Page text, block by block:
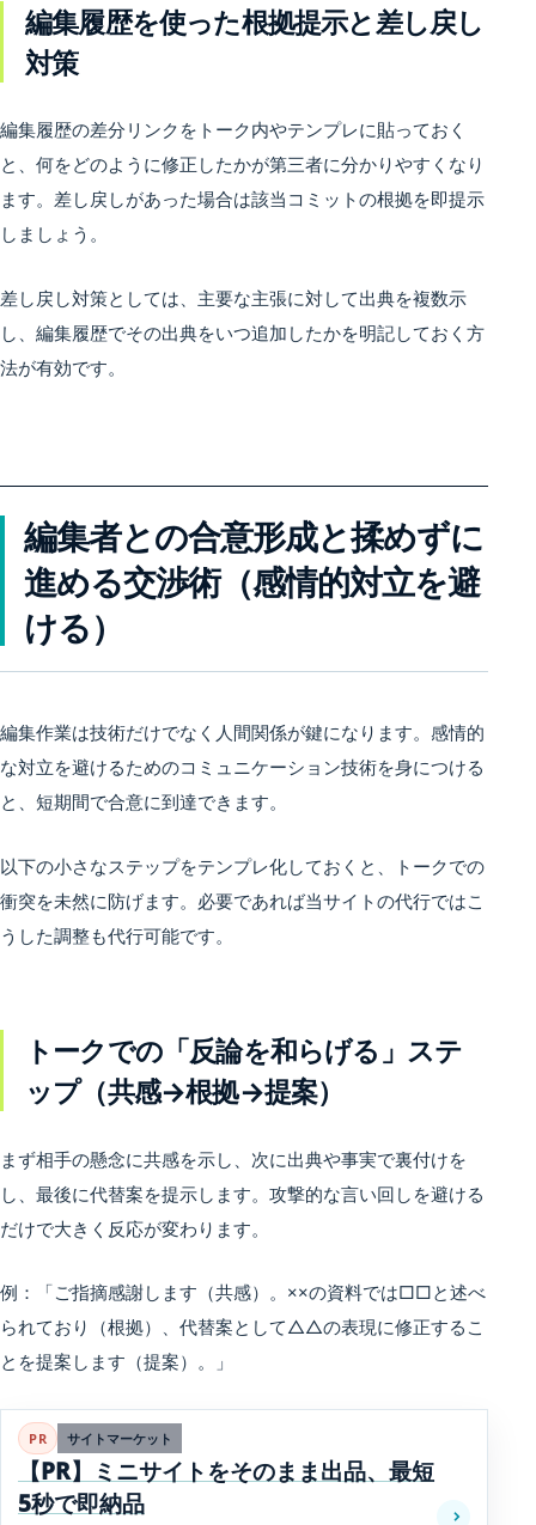
編集履歴を使った根拠提示と差し戻し
対策
編集履歴の差分リンクをトーク内やテンプレに貼っておく
と、何をどのように修正したかが第三者に分かりやすくなり
ます。差し戻しがあった場合は該当コミットの根拠を即提示
しましょう。
差し戻し対策としては、主要な主張に対して出典を複数示
し、編集履歴でその出典をいつ追加したかを明記しておく方
法が有効です。
編集者との合意形成と揉めずに
進める交渉術（感情的対立を避
ける）
編集作業は技術だけでなく人間関係が鍵になります。感情的
な対立を避けるためのコミュニケーション技術を身につける
と、短期間で合意に到達できます。
以下の小さなステップをテンプレ化しておくと、トークでの
衝突を未然に防げます。必要であれば当サイトの代行ではこ
うした調整も代行可能です。
トークでの「反論を和らげる」ステ
ップ（共感→根拠→提案）
まず相手の懸念に共感を示し、次に出典や事実で裏付けを
し、最後に代替案を提示します。攻撃的な言い回しを避ける
だけで大きく反応が変わります。
例：「ご指摘感謝します（共感）。××の資料では□□と述べ
られており（根拠）、代替案として△△の表現に修正するこ
とを提案します（提案）。」
PR サイトマーケット
【PR】ミニサイトをそのまま出品、最短
5秒で即納品